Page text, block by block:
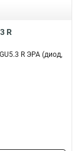
R
R ЭРА (диод,